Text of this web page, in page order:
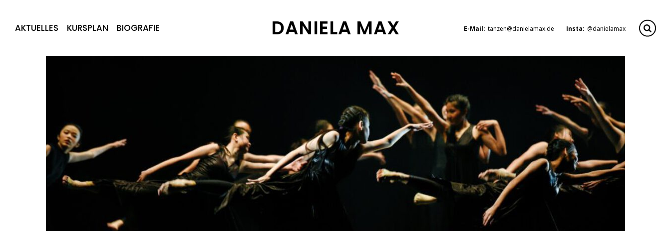
DANIELA MAX E-Mail: tanzen@danielamax.de Insta: @danielamax
AKTUELLES KURSPLAN BIOGRAFIE